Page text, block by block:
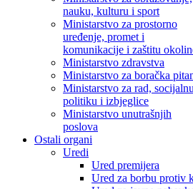
nauku, kulturu i sport
Ministarstvo za prostorno
uređenje, promet i
komunikacije i zaštitu
Ministarstvo zdravstva
Ministarstvo za boračka
Ministarstvo za rad, socijalnu
politiku i izbjeglice
Ministarstvo unutrašnjih
poslova
Ostali organi
Uredi
Ured premijera
Ured za borbu protiv